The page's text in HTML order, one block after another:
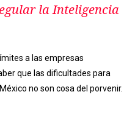
la Inteligencia
a las empresas
que las dificultades para
no son cosa del porvenir.